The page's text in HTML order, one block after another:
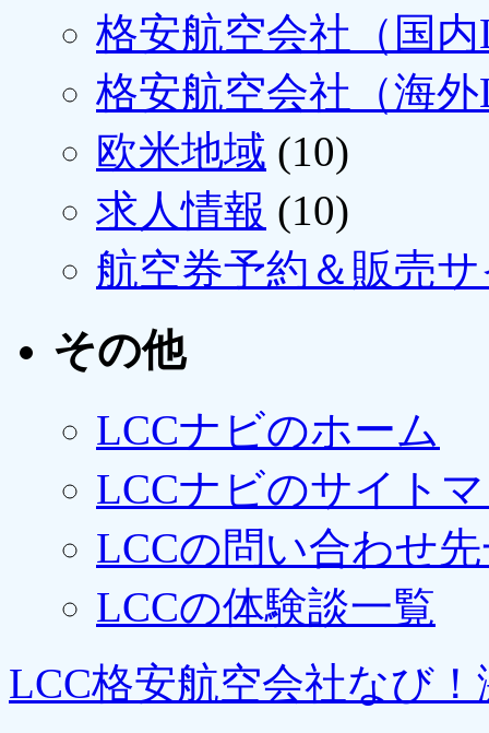
格安航空会社（国
格安航空会社（海
欧米地域 (10)
求人情報 (10)
航空券予約＆販売
その他
LCCナビのホーム
LCCナビのサイト
LCCの問い合わせ
LCCの体験談一覧
LCC格安航空会社なび